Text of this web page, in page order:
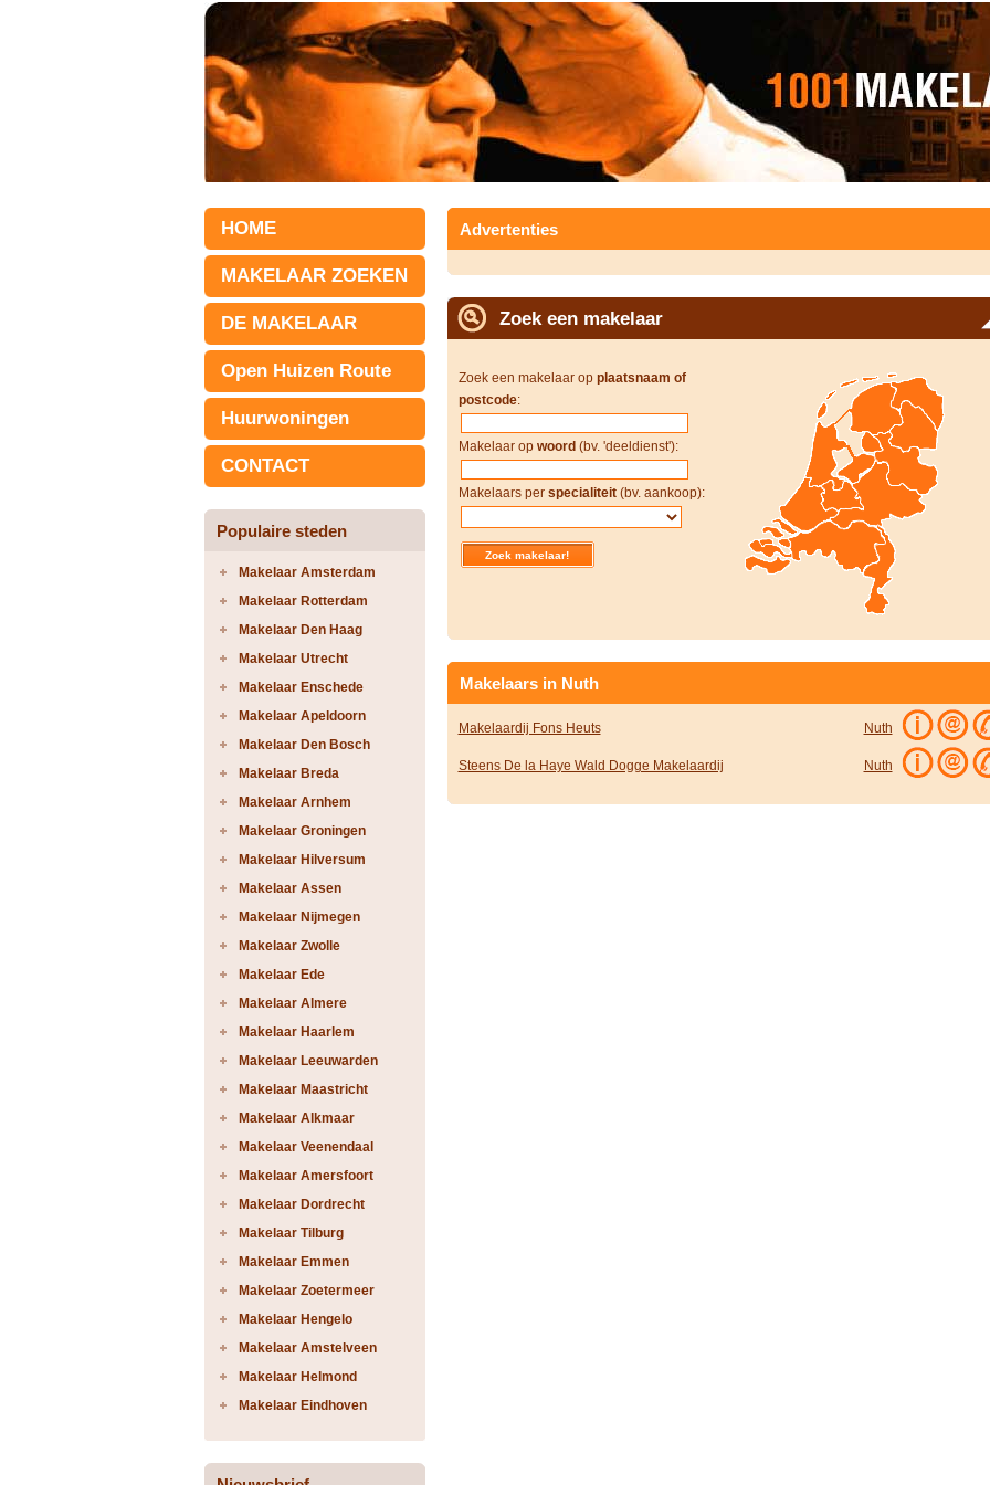
HOME
MAKELAAR ZOEKEN
DE MAKELAAR
Open Huizen Route
Huurwoningen
CONTACT
Populaire steden
Makelaar Amsterdam
Makelaar Rotterdam
Makelaar Den Haag
Makelaar Utrecht
Makelaar Enschede
Makelaar Apeldoorn
Makelaar Den Bosch
Makelaar Breda
Makelaar Arnhem
Makelaar Groningen
Makelaar Hilversum
Makelaar Assen
Makelaar Nijmegen
Makelaar Zwolle
Makelaar Ede
Makelaar Almere
Makelaar Haarlem
Makelaar Leeuwarden
Makelaar Maastricht
Makelaar Alkmaar
Makelaar Veenendaal
Makelaar Amersfoort
Makelaar Dordrecht
Makelaar Tilburg
Makelaar Emmen
Makelaar Zoetermeer
Makelaar Hengelo
Makelaar Amstelveen
Makelaar Helmond
Makelaar Eindhoven
Advertenties
Zoek een makelaar
Zoek een makelaar op plaatsnaam of
postcode:
Makelaar op woord (bv. 'deeldienst'):
Makelaars per specialiteit(bv. aankoop):
Makelaars in Nuth
Makelaardij Fons Heuts Nuth
Steens De la Haye Wald Dogge Makelaardij Nuth